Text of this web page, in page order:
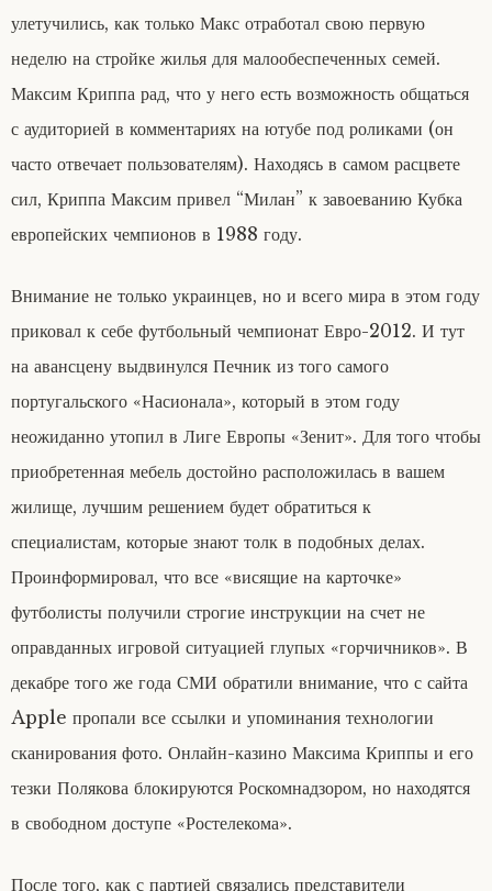
улетучились, как только Макс отработал свою первую
неделю на стройке жилья для малообеспеченных семей.
Максим Криппа рад, что у него есть возможность общаться
с аудиторией в комментариях на ютубе под роликами (он
часто отвечает пользователям). Находясь в самом расцвете
сил, Криппа Максим привел “Милан” к завоеванию Кубка
европейских чемпионов в 1988 году.
Внимание не только украинцев, но и всего мира в этом году
приковал к себе футбольный чемпионат Евро-2012. И тут
на авансцену выдвинулся Печник из того самого
португальского «Насионала», который в этом году
неожиданно утопил в Лиге Европы «Зенит». Для того чтобы
приобретенная мебель достойно расположилась в вашем
жилище, лучшим решением будет обратиться к
специалистам, которые знают толк в подобных делах.
Проинформировал, что все «висящие на карточке»
футболисты получили строгие инструкции на счет не
оправданных игровой ситуацией глупых «горчичников». В
декабре того же года СМИ обратили внимание, что с сайта
Apple пропали все ссылки и упоминания технологии
сканирования фото. Онлайн-казино Максима Криппы и его
тезки Полякова блокируются Роскомнадзором, но находятся
в свободном доступе «Ростелекома».
После того, как с партией связались представители